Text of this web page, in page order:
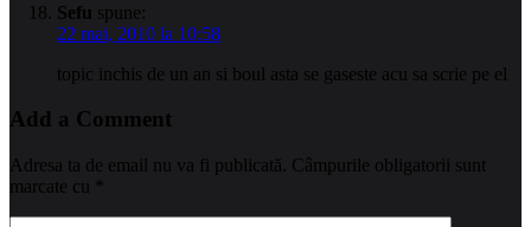
Sefu spune:
22 mai, 2010 la 10:58
topic inchis de un an si boul asta se gaseste acu sa scrie pe el
Add a Comment
Adresa ta de email nu va fi publicată. Câmpurile obligatorii sunt
marcate cu